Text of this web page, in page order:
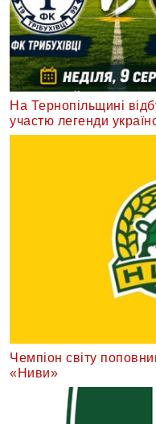
На Тернопільщині
участю легенди
Чемпіон світу
«Ниви»